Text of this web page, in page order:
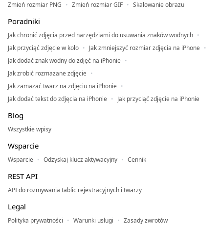
Zmień rozmiar PNG
Zmień rozmiar GIF Skalowanie obrazu
Poradniki
Jak chronić zdjęcia przed narzędziami do usuwania znaków wodnych
Jak przyciąć zdjęcie w koło
Jak zmniejszyć rozmiar zdjęcia na iPhone
Jak dodać znak wodny do zdjęć na iPhonie
Jak zrobić rozmazane zdjęcie
Jak zamazać twarz na zdjęciu na iPhonie
Jak dodać tekst do zdjęcia na iPhonie
Jak przyciąć zdjęcie na iPhonie
Blog
Wszystkie wpisy
Wsparcie
Wsparcie Odzyskaj klucz aktywacyjny Cennik
REST API
API do rozmywania tablic rejestracyjnych i twarzy
Legal
Polityka prywatności Warunki usługi Zasady zwrotów